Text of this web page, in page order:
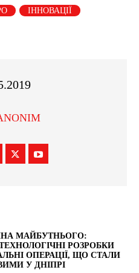
ІННОВАЦІЇ
МАЙБУТНЬОГО:
РОЗРОБКИ
ОПЕРАЦІЇ, ЩО СТАЛИ
У ДНІПРІ